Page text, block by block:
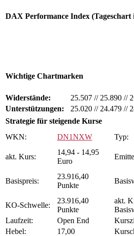
DAX Performance Index (Tageschart
Wichtige Chartmarken
Widerstände: 25.507 //25.890 //
Unterstützungen:
25.020 //24.479 //
Strategie für steigende Kurse
WKN:
DN1NXW Typ:
akt. Kurs:
14,94 - 14,95
Euro
Basispreis:
23.916,40
Punkte
KO-Schwelle:
23.916,40
Punkte
akt.
Laufzeit:
Open End
Hebel:
17,00